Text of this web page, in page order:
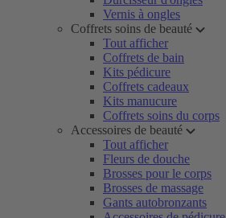
Vernis à ongles
Coffrets soins de beauté
Tout afficher
Coffrets de bain
Kits pédicure
Coffrets cadeaux
Kits manucure
Coffrets soins du corps
Accessoires de beauté
Tout afficher
Fleurs de douche
Brosses pour le corps
Brosses de massage
Gants autobronzants